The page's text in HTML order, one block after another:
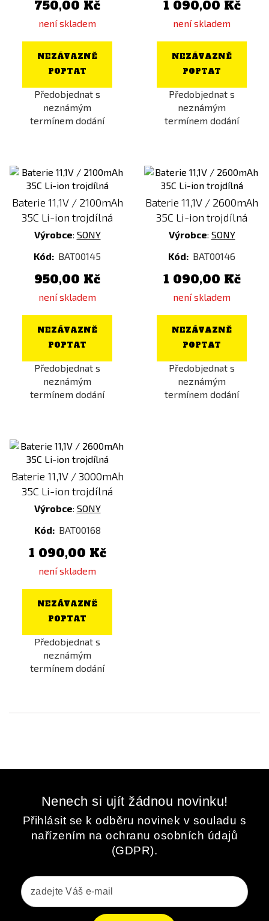
750,00 Kč
není skladem
NEZÁVAZNĚ
POPTAT
Předobjednat s
neznámým
termínem dodání
1 090,00 Kč
není skladem
NEZÁVAZNĚ
POPTAT
Předobjednat s
neznámým
termínem dodání
Baterie 11,1V / 2100mAh
35C Li-ion trojdílná
Výrobce: SONY
Kód: BAT00145
950,00 Kč
není skladem
NEZÁVAZNĚ
POPTAT
Předobjednat s
neznámým
termínem dodání
Baterie 11,1V / 2600mAh
35C Li-ion trojdílná
Výrobce: SONY
Kód: BAT00146
1 090,00 Kč
není skladem
NEZÁVAZNĚ
POPTAT
Předobjednat s
neznámým
termínem dodání
Baterie 11,1V / 3000mAh
35C Li-ion trojdílná
Výrobce: SONY
Kód: BAT00168
1 090,00 Kč
není skladem
NEZÁVAZNĚ
POPTAT
Předobjednat s
neznámým
termínem dodání
Nenech si ujít žádnou novinku!
Přihlásit se k odběru novinek v souladu s
nařízením na ochranu osobních údajů
(GDPR).